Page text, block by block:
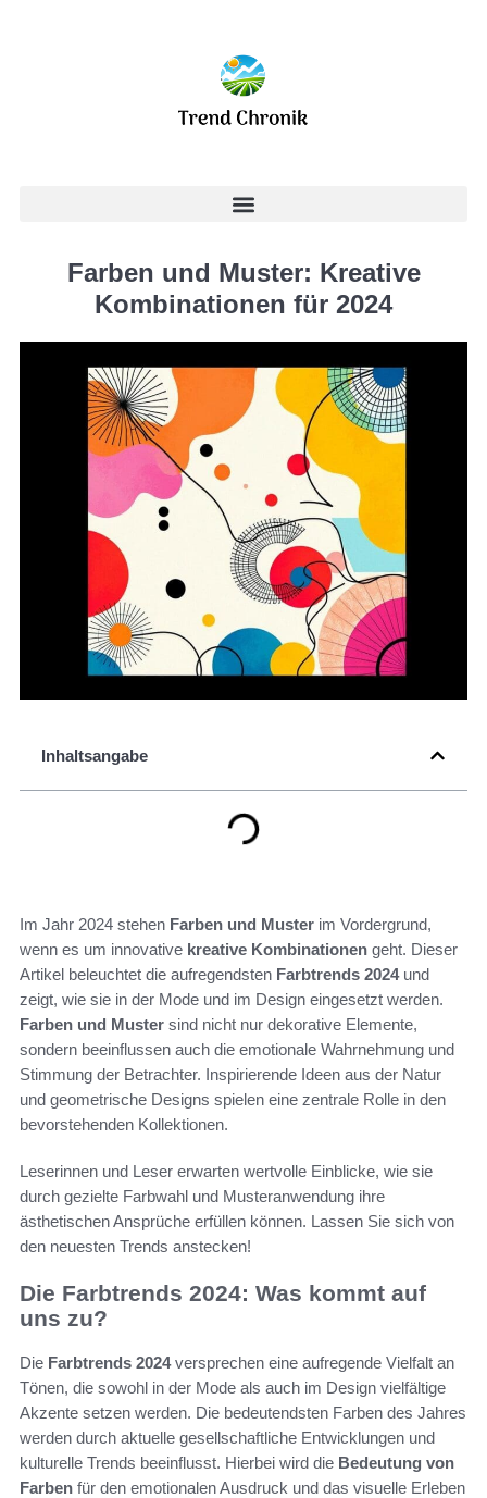
Farben und Muster: Kreative
Kombinationen für 2024
Inhaltsangabe
Im Jahr 2024 stehen Farben und Muster im Vordergrund,
wenn es um innovative kreative Kombinationen geht. Dieser
Artikel beleuchtet die aufregendsten Farbtrends 2024und
zeigt, wie sie in der Mode und im Design eingesetzt werden.
Farben und Muster sind nicht nur dekorative Elemente,
sondern beeinflussen auch die emotionale Wahrnehmung und
Stimmung der Betrachter. Inspirierende Ideen aus der Natur
und geometrische Designs spielen eine zentrale Rolle in den
bevorstehenden Kollektionen.
Leserinnen und Leser erwarten wertvolle Einblicke, wie sie
durch gezielte Farbwahl und Musteranwendung ihre
ästhetischen Ansprüche erfüllen können. Lassen Sie sich von
den neuesten Trends anstecken!
Die Farbtrends 2024: Was kommt auf
uns zu?
Die Farbtrends 2024versprechen eine aufregende Vielfalt an
Tönen, die sowohl in der Mode als auch im Design vielfältige
Akzente setzen werden. Die bedeutendsten Farben des Jahres
werden durch aktuelle gesellschaftliche Entwicklungen und
kulturelle Trends beeinflusst. Hierbei wird die Bedeutung von
Farben für den emotionalen Ausdruck und das visuelle Erleben